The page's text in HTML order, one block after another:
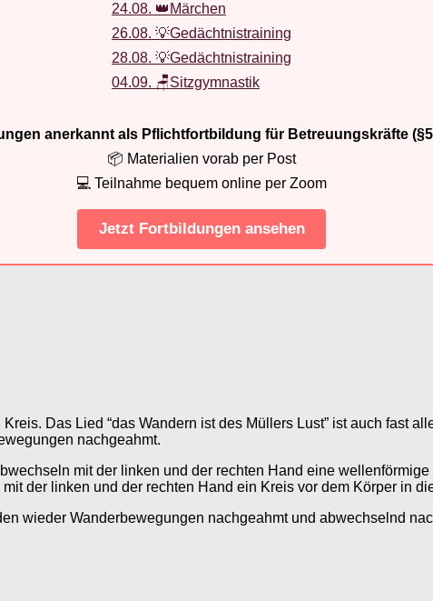
24.08. 👑Märchen
26.08. 💡Gedächtnistraining
28.08. 💡Gedächtnistraining
04.09. 🪑Sitzgymnastik
anerkannt als Pflichtfortbildung für Betreuungskräfte
📦 Materialien vorab per Post
💻 Teilnahme bequem online per Zoom
Jetzt Fortbildungen ansehen
Das Lied “das Wandern ist des Müllers Lust” ist auch fast
nachgeahmt.
mit der linken und der rechten Hand eine
der linken und der rechten Hand ein Kreis vor dem Körper in
wieder Wanderbewegungen nachgeahmt und abwechselnd